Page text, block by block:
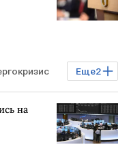
Еще2
на